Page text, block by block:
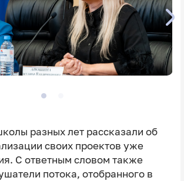
разных лет рассказали об
своих проектов уже
С ответным словом также
потока, отобранного в